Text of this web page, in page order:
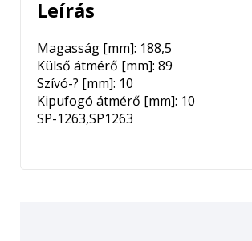
Leírás
Magasság [mm]: 188,5
Külső átmérő [mm]: 89
Szívó-? [mm]: 10
Kipufogó átmérő [mm]: 10
SP-1263,SP1263